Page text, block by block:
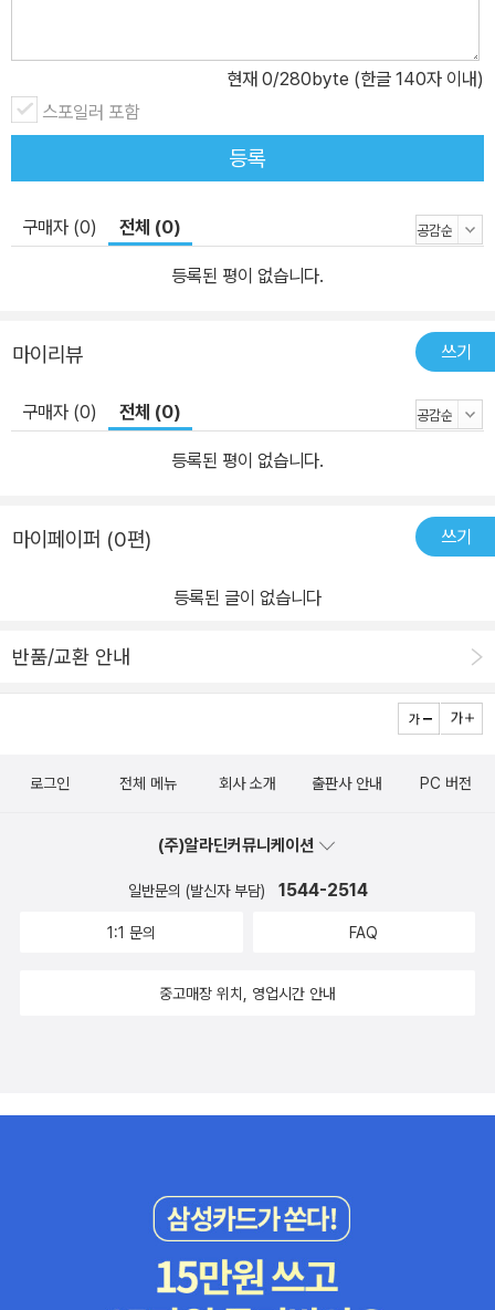
현재 0/280byte (한글 140자 이내)
스포일러 포함
등록
구매자 (0) 전체 (0)
등록된 평이 없습니다.
마이리뷰 쓰기
구매자 (0) 전체 (0)
등록된 평이 없습니다.
마이페이퍼 (0편) 쓰기
등록된 글이 없습니다
반품/교환 안내
로그인 전체 메뉴 회사 소개 출판사 안내 PC 버전
(주)알라딘커뮤니케이션
일반문의 (발신자 부담) 1544-2514
1:1 문의 FAQ
중고매장 위치, 영업시간 안내